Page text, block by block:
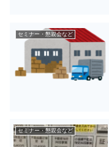
セミナー・懇親会など
セミナー・懇親会など